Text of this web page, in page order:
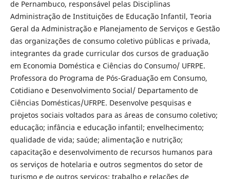
de Pernambuco, responsável pelas Disciplinas
Administração de Instituições de Educação Infantil, Teoria
Geral da Administração e Planejamento de Serviços e Gestão
das organizações de consumo coletivo públicas e privada,
integrantes da grade curricular dos cursos de graduação
em Economia Doméstica e Ciências do Consumo/ UFRPE.
Professora do Programa de Pós-Graduação em Consumo,
Cotidiano e Desenvolvimento Social/ Departamento de
Ciências Domésticas/UFRPE. Desenvolve pesquisas e
projetos sociais voltados para as áreas de consumo coletivo;
educação; infância e educação infantil; envelhecimento;
qualidade de vida; saúde; alimentação e nutrição;
capacitação e desenvolvimento de recursos humanos para
os serviços de hotelaria e outros segmentos do setor de
turismo e de outros serviços; trabalho e relações de